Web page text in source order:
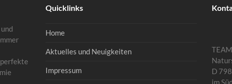
Quicklinks
Home
Aktuelles und Neuigkeiten
Impressum
D
im